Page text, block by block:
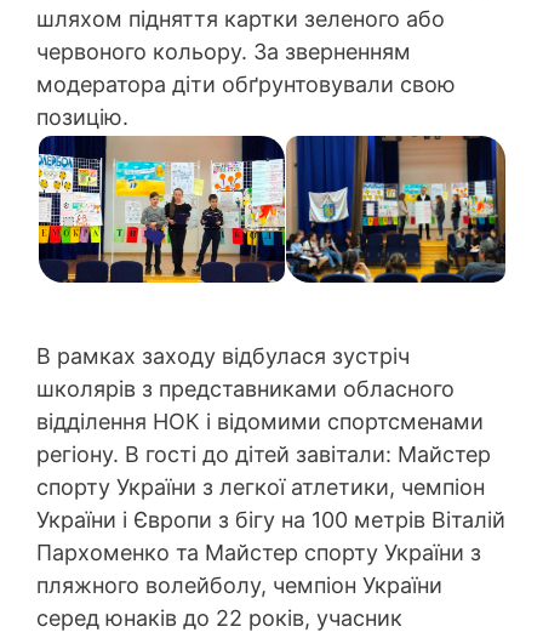
шляхом підняття картки зеленого або
червоного кольору. За зверненням
модератора діти обґрунтовували свою
позицію.
В рамках заходу відбулася зустріч
школярів з представниками обласного
відділення НОК і відомими спортсменами
регіону. В гості до дітей завітали: Майстер
спорту України з легкої атлетики, чемпіон
України і Європи з бігу на 100 метрів Віталій
Пархоменко та Майстер спорту України з
пляжного волейболу, чемпіон України
серед юнаків до 22 років, учасник